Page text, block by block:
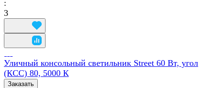
:
3
Уличный консольный светильник Street 60 Вт, угол
(КСС) 80, 5000 К
Заказать